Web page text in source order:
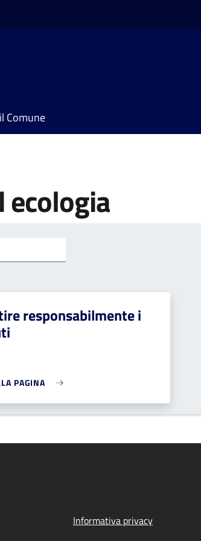
Comune
ecologia
responsabilmente i
PAGINA
Informativa privacy